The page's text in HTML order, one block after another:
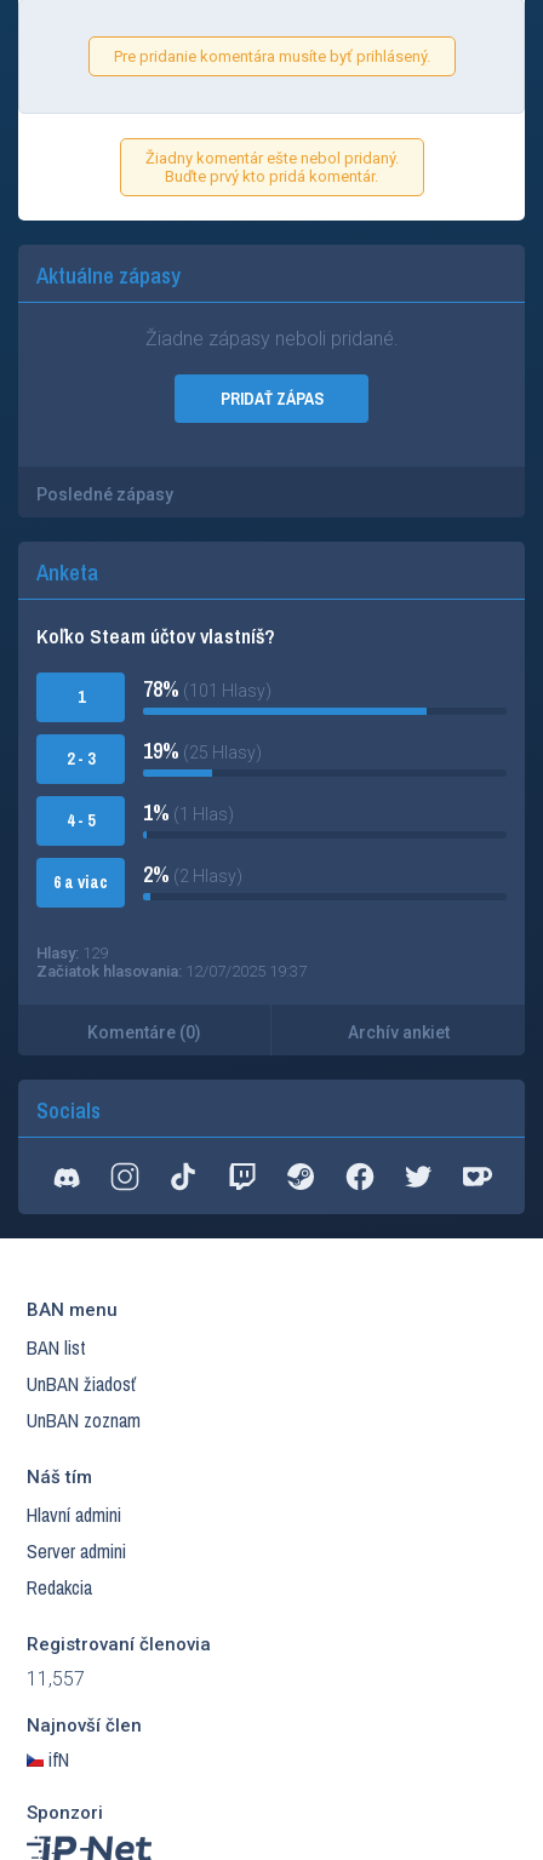
Pre pridanie komentára musíte byť prihlásený.
Žiadny komentár ešte nebol pridaný.
Buďte prvý kto pridá komentár.
Aktuálne zápasy
Žiadne zápasy neboli pridané.
PRIDAŤ ZÁPAS
Posledné zápasy
Anketa
Koľko Steam účtov vlastníš?
1
2 - 3
4 - 5
6 a viac
78% (101 Hlasy)
19% (25 Hlasy)
1% (1 Hlas)
2% (2 Hlasy)
Hlasy: 129
Začiatok hlasovania: 12/07/2025 19:37
Komentáre (0) Archív ankiet
Socials
BAN menu
BAN list
UnBAN žiadosť
UnBAN zoznam
Náš tím
Hlavní admini
Server admini
Redakcia
Registrovaní členovia
11,557
Najnovší člen
ifN
Sponzori